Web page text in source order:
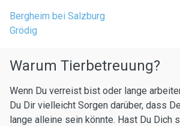
Bergheim bei Salzburg
Grödig
Warum Tierbetreuung?
Wenn Du verreist bist oder lange
Du Dir vielleicht Sorgen darüber, dass
lange alleine sein könnte. Hast Du Dich